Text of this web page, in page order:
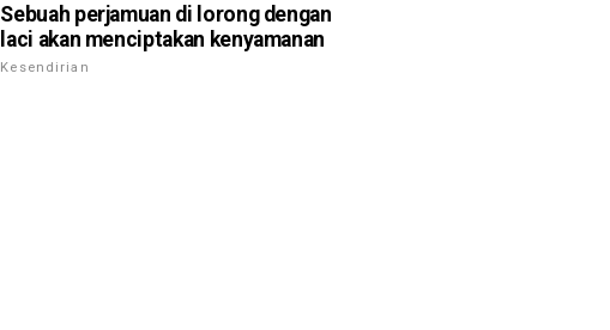
Sebuah perjamuan di lorong dengan
laci akan menciptakan kenyamanan
Kesendirian